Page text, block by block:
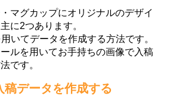
マグカップにオリジナルのデザイ
に2つあります。
いてデータを作成する方法です。
ルを用いてお手持ちの画像で入稿
です。
データを作成する